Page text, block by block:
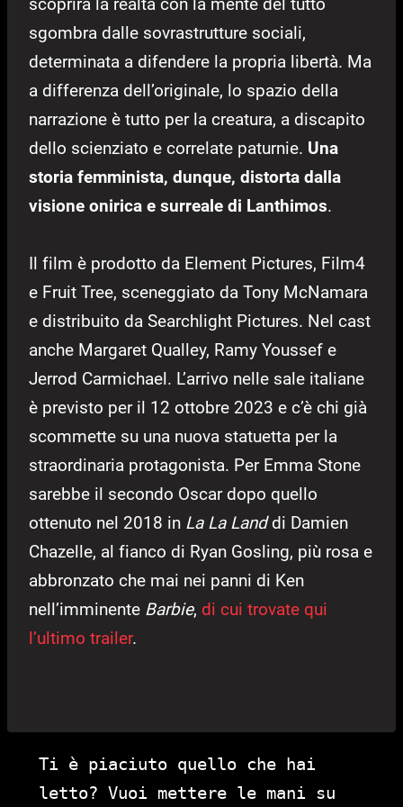
scoprirà la realtà con la mente del tutto
sgombra dalle sovrastrutture sociali,
determinata a difendere la propria libertà. Ma
a differenza dell’originale, lo spazio della
narrazione è tutto per la creatura, a discapito
dello scienziato e correlate paturnie. Una
storia femminista, dunque, distorta dalla
visione onirica e surreale di Lanthimos.
Il film è prodotto da Element Pictures, Film4
e Fruit Tree, sceneggiato da Tony McNamara
e distribuito da Searchlight Pictures. Nel cast
anche Margaret Qualley, Ramy Youssef e
Jerrod Carmichael. L’arrivo nelle sale italiane
è previsto per il 12 ottobre 2023 e c’è chi già
scommette su una nuova statuetta per la
straordinaria protagonista. Per Emma Stone
sarebbe il secondo Oscar dopo quello
ottenuto nel 2018 in La La Landdi Damien
Chazelle, al fianco di Ryan Gosling, più rosa e
abbronzato che mai nei panni di Ken
nell’imminente Barbie, di cui trovate qui
l’ultimo trailer.
Ti è piaciuto quello che hai
letto? Vuoi mettere le mani su